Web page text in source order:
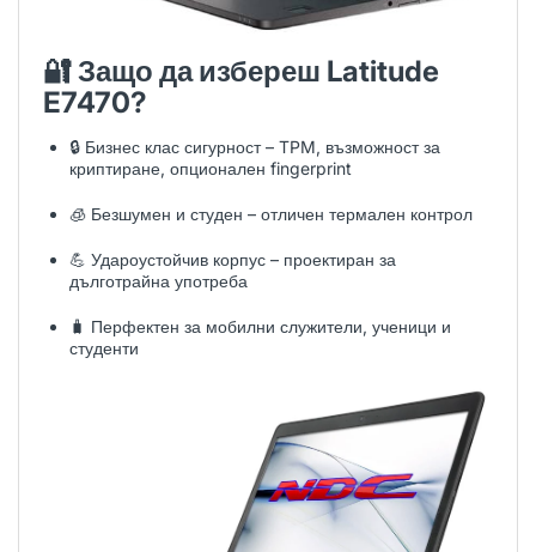
🔐 Защо да избереш Latitude
E7470?
🔒 Бизнес клас сигурност – TPM, възможност за
криптиране, опционален fingerprint
🧊 Безшумен и студен – отличен термален контрол
💪 Удароустойчив корпус – проектиран за
дълготрайна употреба
🧳 Перфектен за мобилни служители, ученици и
студенти